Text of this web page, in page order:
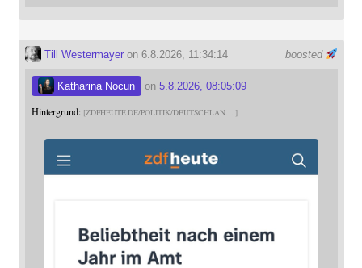
boosted
Till Westermayeron 6.8.2026, 11:34:14
Katharina Nocun on 5.8.2026, 08:05:09
Hintergrund: ZDFHEUTE.DE/POLITIK/DEUTSCHLAN